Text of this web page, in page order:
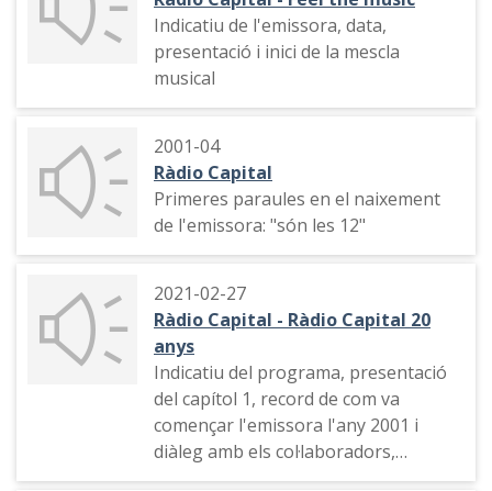
Indicatiu de l'emissora, data,
presentació i inici de la mescla
musical
2001-04
Ràdio Capital
Primeres paraules en el naixement
de l'emissora: "són les 12"
2021-02-27
Ràdio Capital - Ràdio Capital 20
anys
Indicatiu del programa, presentació
del capítol 1, record de com va
començar l'emissora l'any 2001 i
diàleg amb els col·laboradors,
indicatiu i presentació d'un tema